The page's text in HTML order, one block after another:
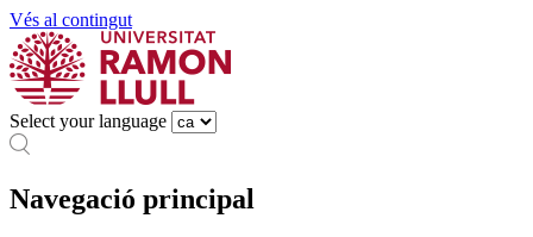
Vés al contingut
Select your language
Navegació principal